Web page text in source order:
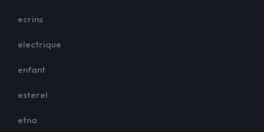
ecrins
electrique
enfant
esterel
etna